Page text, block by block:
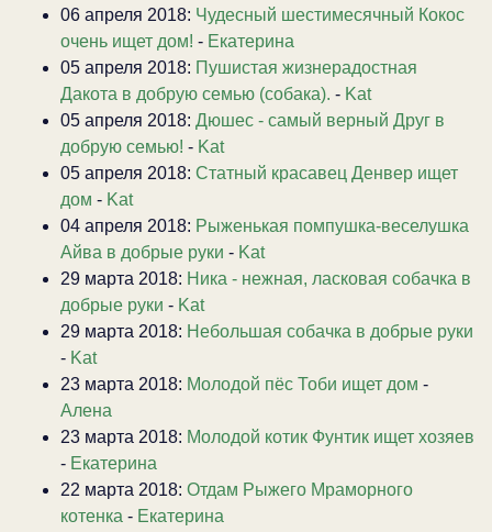
06 апреля 2018: Чудесный шестимесячный Кокос
очень ищет дом! - Екатерина
05 апреля 2018: Пушистая жизнерадостная
Дакота в добрую семью (собака). - Kat
05 апреля 2018: Дюшес - самый верный Друг в
добрую семью! - Kat
05 апреля 2018: Статный красавец Денвер ищет
дом - Kat
04 апреля 2018: Рыженькая помпушка-веселушка
Айва в добрые руки - Kat
29 марта 2018: Ника - нежная, ласковая собачка в
добрые руки - Kat
29 марта 2018: Небольшая собачка в добрые руки
- Kat
23 марта 2018: Молодой пёс Тоби ищет дом -
Алена
23 марта 2018: Молодой котик Фунтик ищет хозяев
- Екатерина
22 марта 2018: Отдам Рыжего Мраморного
котенка - Екатерина